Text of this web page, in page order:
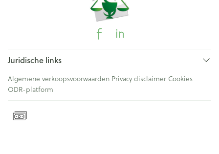
Juridische links
Algemene verkoopsvoorwaarden Privacy disclaimer Cookies
ODR-platform